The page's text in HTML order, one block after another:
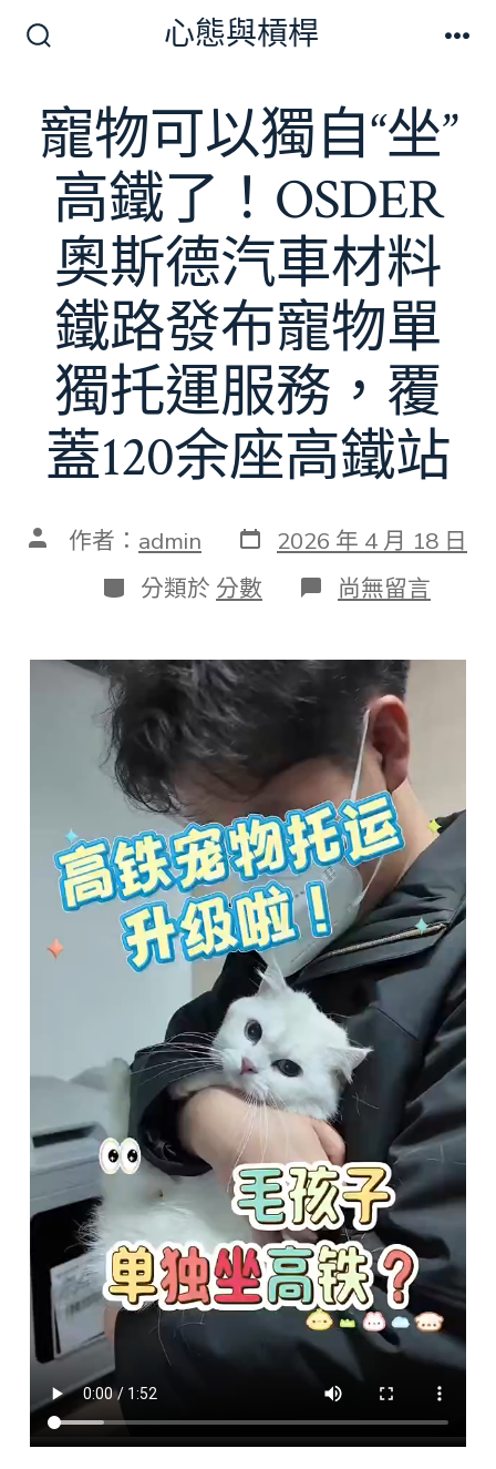
切
換
開
關
心態與槓桿
寵物可以獨自“坐”
高鐵了！OSDER
奧斯德汽車材料
鐵路發布寵物單
獨托運服務，覆
蓋120余座高鐵站
文 作者： admin 發
表
日
期
2026 年 4 月 18 日
分
類
分類於 分數 在
〈寵
可
以
獨
自
“坐”
高
鐵
了！
OSDER
奧
斯
德
汽
車
材
鐵
路
發
布
寵
物
單
獨
托
運
服
務，
覆
蓋
120
余
座
高
鐵
站〉
中
尚無留言